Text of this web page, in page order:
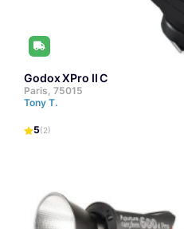
Godox XPro II C
Paris, 75015
Tony T.
5(2)